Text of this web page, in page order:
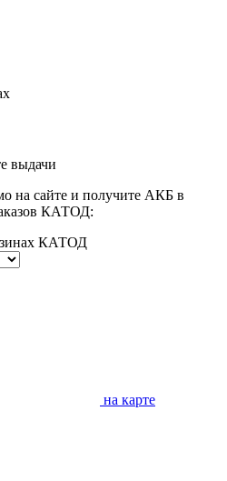
выдачи
на сайте и получите АКБ в
КАТОД:
КАТОД
на карте